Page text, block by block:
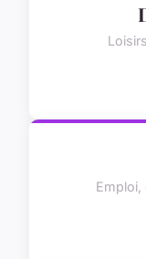
Emploi,